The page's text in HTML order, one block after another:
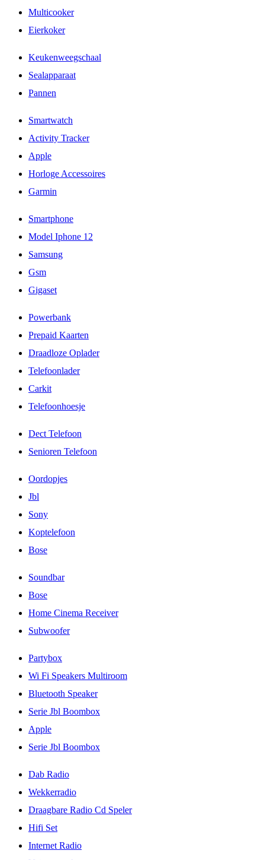
Multicooker
Eierkoker
Keukenweegschaal
Sealapparaat
Pannen
Smartwatch
Activity Tracker
Apple
Horloge Accessoires
Garmin
Smartphone
Model Iphone 12
Samsung
Gsm
Gigaset
Powerbank
Prepaid Kaarten
Draadloze Oplader
Telefoonlader
Carkit
Telefoonhoesje
Dect Telefoon
Senioren Telefoon
Oordopjes
Jbl
Sony
Koptelefoon
Bose
Soundbar
Bose
Home Cinema Receiver
Subwoofer
Partybox
Wi Fi Speakers Multiroom
Bluetooth Speaker
Serie Jbl Boombox
Apple
Serie Jbl Boombox
Dab Radio
Wekkerradio
Draagbare Radio Cd Speler
Hifi Set
Internet Radio